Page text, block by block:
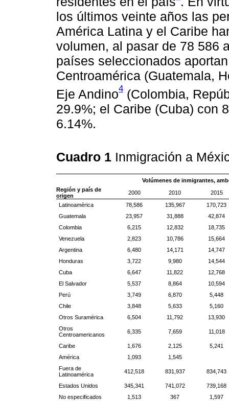
los últimos veinte años las
América Latina y el Caribe
volumen, al pasar de 78 586
países seleccionados
Centroamérica (Guatemala,
Eje Andino4 (Colombia,
29.9%; el Caribe (Cuba) con
6.14%.
Cuadro 1 Inmigración a
Volúmenes de inmigrantes,
Región y país de
origen
2000 2010
2015
Latinoamérica
78,586 135,967
170,723
Guatemala
23,957 31,888
42,874
Colombia
6,215 12,832
18,735
Venezuela
2,823 10,786
15,664
Argentina
6,480 14,171
14,747
Honduras
3,722 9,980
14,544
Cuba
6,647 11,822
12,768
El Salvador
5,537 8,864
10,594
Perú
3,749 6,870
5,448
Chile
3,848 5,633
5,160
Otros Suramérica
6,504 11,792
13,930
Otros
Centroamericanos
6,335 7,659 11,018
Caribe 1,676 2,125
5,241
América
1,093
1,545
Fuera de
Latinoamérica
412,518 831,937 834,743
Estados Unidos 345,341 741,072
739,168
No especificados
1,513 367
1,597